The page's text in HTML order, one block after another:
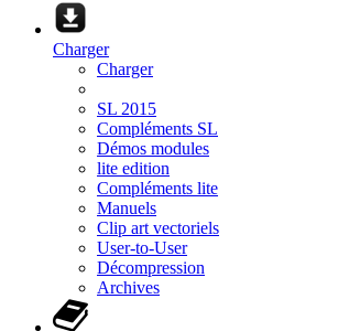
Charger
Charger
SL 2015
Compléments SL
Démos modules
lite edition
Compléments lite
Manuels
Clip art vectoriels
User-to-User
Décompression
Archives